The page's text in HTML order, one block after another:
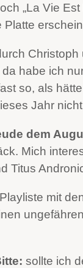
„La Vie
habe ich
so, als
Jahr
dem
Mich
Titus
mit
sollte ich